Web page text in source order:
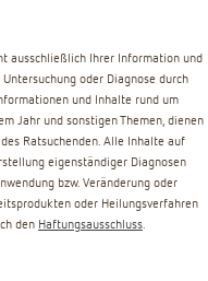
ausschließlich Ihrer Information und
oder Diagnose durch
und Inhalte rund um
Jahr und sonstigen Themen, dienen
Ratsuchenden. Alle Inhalte auf
eigenständiger Diagnosen
bzw. Veränderung oder
oder Heilungsverfahren
den Haftungsausschluss.